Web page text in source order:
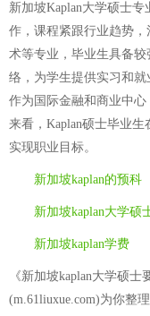
新加坡Kaplan大学硕士
作，课程紧跟行业趋势
术等专业，毕业生具备较
络，为学生提供实习和
作为国际金融和商业中
来看，Kaplan硕士毕业生
实现职业目标。
新加坡kaplan的预科
新加坡kaplan大学硕
新加坡kaplan学费
《新加坡kaplan大学硕
(m.61liuxue.com)为你整理